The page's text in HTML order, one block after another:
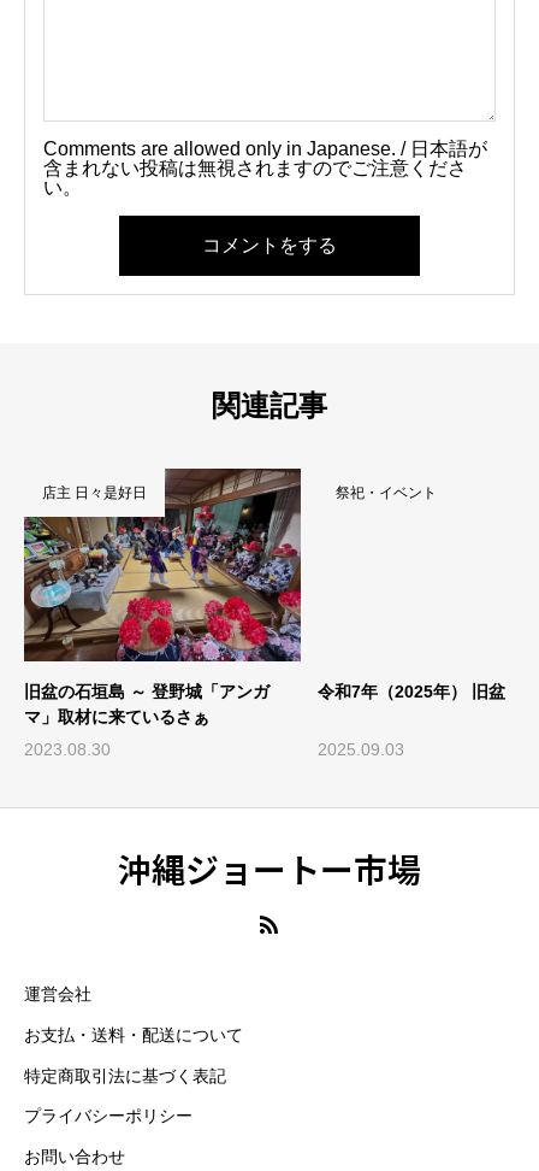
Comments are allowed only in Japanese. / 日本語が
含まれない投稿は無視されますのでご注意くださ
い。
コメントをする
関連記事
旧盆の石垣島 ～ 登野城「アンガ
マ」取材に来ているさぁ
2023.08.30
店主 日々是好日
令和7年（2025年） 旧盆
2025.09.03
祭祀・イベント
沖縄ジョートー市場
運営会社
お支払・送料・配送について
特定商取引法に基づく表記
プライバシーポリシー
お問い合わせ